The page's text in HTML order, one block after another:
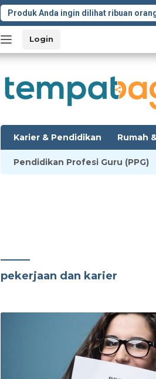
Produk Anda ingin dilihat ribuan
Login
Karier & Pendidikan Rumah
Pendidikan Profesi Guru (PPG)
pekerjaan dan karier